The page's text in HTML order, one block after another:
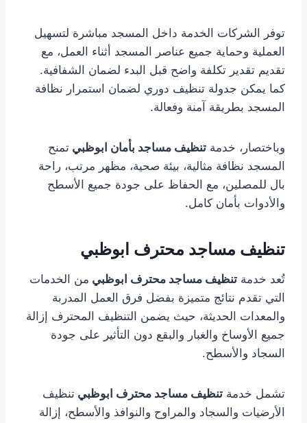
توفر الشركات الخدمة داخل المسجد مباشرة لتسهيل
العملية وحماية جميع عناصر المسجد أثناء العمل، مع
تقديم تقدير تكلفة واضح قبل البدء لضمان الشفافية.
كما يمكن جدولة تنظيف دوري لضمان استمرار نظافة
المسجد بطريقة آمنة وفعالة.
وباختصار، خدمة تنظيف مساجد بأمان ابوظبي تمنح
المسجد نظافة مثالية، بيئة صحية، مظهر مرتب، راحة
بال للمصلين، مع الحفاظ على جودة جميع الأسطح
والأدوات بأمان كامل.
تنظيف مساجد محترف ابوظبي
تُعد خدمة تنظيف مساجد محترف ابوظبي من الخدمات
التي تقدم نتائج متميزة بفضل فرق العمل المدربة
والمعدات الحديثة، حيث يضمن التنظيف المحترف إزالة
جميع الأوساخ والغبار والبقع دون التأثير على جودة
السجاد والأسطح.
تشمل خدمة تنظيف مساجد محترف ابوظبي تنظيف
الأرضيات والسجاد والمراوح والنوافذ والأسطح، إزالة